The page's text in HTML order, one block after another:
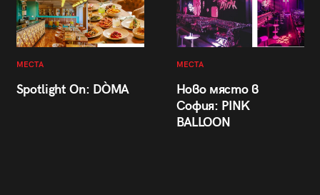
МЕСТА
Spotlight On: DÒMA
МЕСТА
Ново място в
София: PINK
BALLOON